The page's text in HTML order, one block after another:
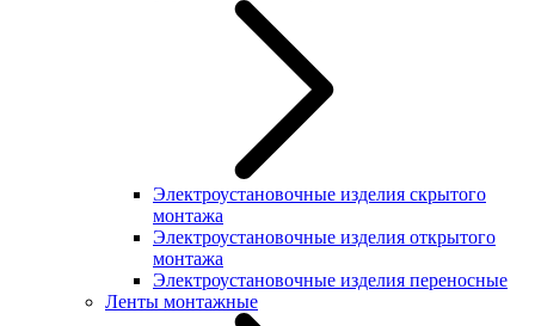
Электроустановочные изделия скрытого
монтажа
Электроустановочные изделия открытого
монтажа
Электроустановочные изделия переносные
Ленты монтажные